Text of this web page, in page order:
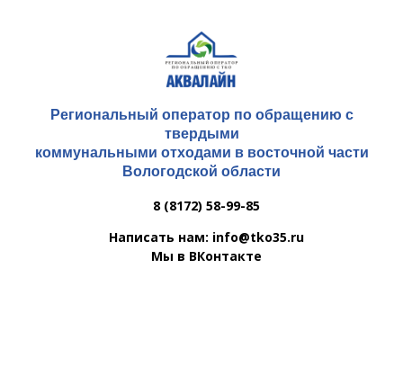
Региональный оператор по обращению с
твердыми
коммунальными отходами в восточной части
Вологодской области
8 (8172) 58-99-85
Написать нам: info@tko35.ru
Мы в ВКонтакте